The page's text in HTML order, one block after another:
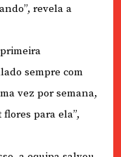
revela a
sempre com
vez por semana,
para ela”,